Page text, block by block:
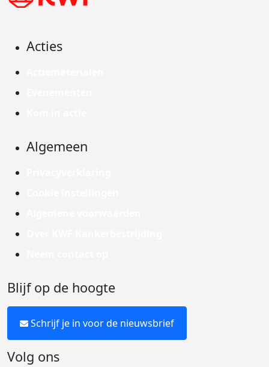
Acties
Algemeen
Blijf op de hoogte
Schrijf je in voor de nieuwsbrief
Volg ons